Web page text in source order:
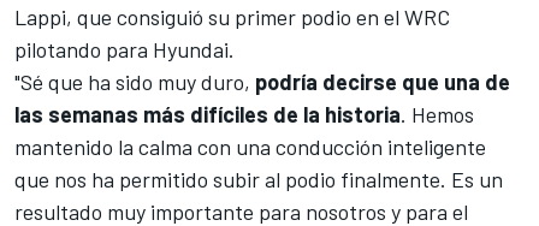
Lappi, que consiguió su primer podio en el WRC
pilotando para Hyundai.
"Sé que ha sido muy duro, podría decirse que una de
las semanas más difíciles de la historia. Hemos
mantenido la calma con una conducción inteligente
que nos ha permitido subir al podio finalmente. Es un
resultado muy importante para nosotros y para el